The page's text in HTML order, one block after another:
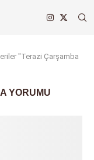
"Terazi Çarşamba
YORUMU